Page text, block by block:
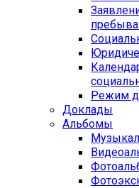
Режим
Доклады
Альбомы